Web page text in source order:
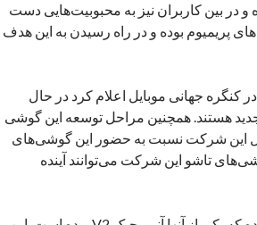
و در بین کاربران نیز به محبوبیت‌هایی دست
پریمیوم بوده و در راه رسیدن به این هدف
جهانی موبایل اعلام کرد در حال
هستند. همچنین مراحل توسعه این گوشی
این شرکت نسبت به حضور این گوشی‌های
تاشو این شرکت می‌توانند آینده